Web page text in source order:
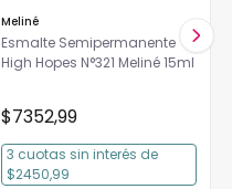
Meliné
Esmalte Semipermanente
High Hopes N°321 Meliné 15ml
$7352,99
3 cuotas sin interés de
$2450,99